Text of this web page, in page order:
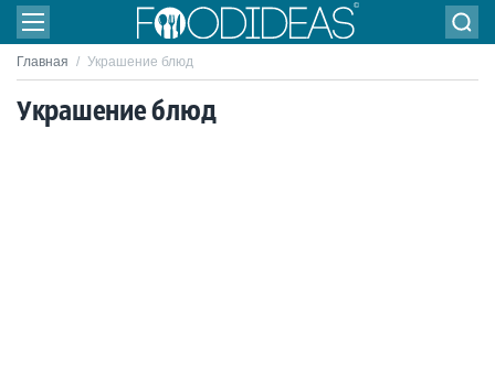
Главная / Украшение блюд
Украшение блюд